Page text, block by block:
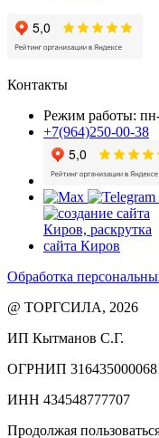
Контакты
Режим работы:
+7(964)250-00-38
Обработка
@ ТОРГСИЛА, 2026
ИП Кытманов С.Г.
ОГРНИП
ИНН 434548777707
Продолжая